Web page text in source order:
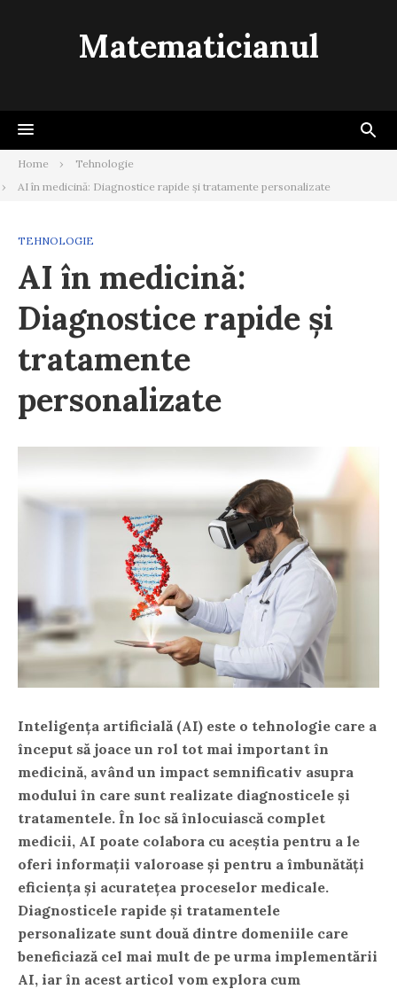
Matematicianul
Home
Tehnologie
AI în medicină: Diagnostice rapide și tratamente personalizate
TEHNOLOGIE
AI în medicină:
Diagnostice rapide și
tratamente
personalizate
Inteligența artificială (AI) este o tehnologie care a
început să joace un rol tot mai important în
medicină, având un impact semnificativ asupra
modului în care sunt realizate diagnosticele și
tratamentele. În loc să înlocuiască complet
medicii, AI poate colabora cu aceștia pentru a le
oferi informații valoroase și pentru a îmbunătăți
eficiența și acuratețea proceselor medicale.
Diagnosticele rapide și tratamentele
personalizate sunt două dintre domeniile care
beneficiază cel mai mult de pe urma implementării
AI, iar în acest articol vom explora cum